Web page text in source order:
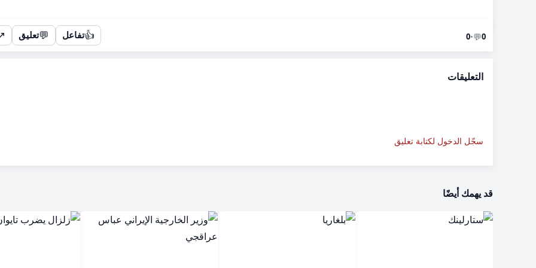
0•💬0
👍تفاعل 💬تعليق
التعليقات
سجّل الدخول لكتابة تعليق
قد يهمك أيضًا